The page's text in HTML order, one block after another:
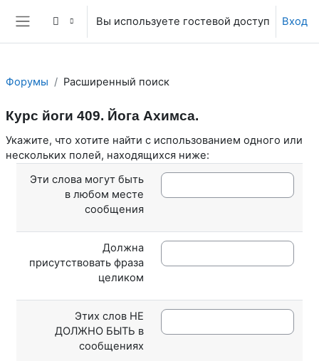
Перейти к основному содержанию
Боковая панель
Вы используете гостевой доступ Вход
Форумы Расширенный поиск
Курс йоги 409. Йога Ахимса.
Укажите, что хотите найти с использованием одного или
нескольких полей, находящихся ниже:
Эти слова могут быть
в любом месте
сообщения
Должна
присутствовать фраза
целиком
Этих слов НЕ
ДОЛЖНО БЫТЬ в
сообщениях